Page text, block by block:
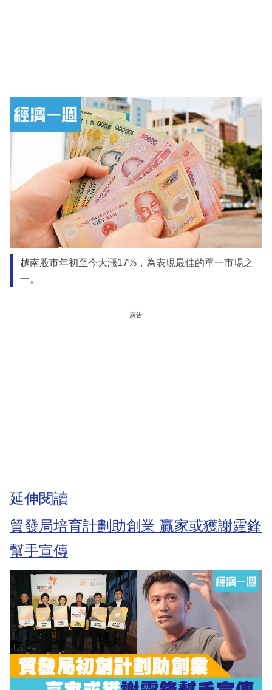
越南股市年初至今大漲17%，為表現最佳的單一市場之
一。
廣告
延伸閱讀
貿發局培育計劃助創業 贏家或獲謝霆鋒
幫手宣傳